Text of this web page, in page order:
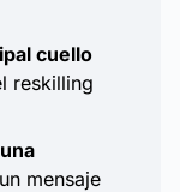
cuello
reskilling
una
mensaje